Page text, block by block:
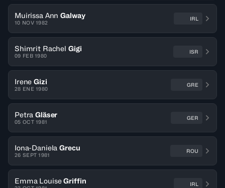
Muirissa Ann Galway
10 NOV 1982
IRL
Shimrit Rachel Gigi
09 FEB 1980
ISR
Irene Gizi
28 ENE 1980
GRE
Petra Gläser
05 OCT 1981
GER
Iona-Daniela Grecu
26 SEPT 1981
ROU
Emma Louise Griffin IRL